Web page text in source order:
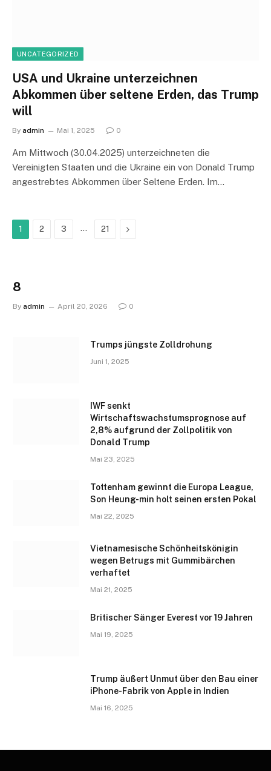
UNCATEGORIZED
USA und Ukraine unterzeichnen
Abkommen über seltene Erden, das Trump
will
By admin Mai 1, 2025 0
Am Mittwoch (30.04.2025) unterzeichneten die
Vereinigten Staaten und die Ukraine ein von Donald Trump
angestrebtes Abkommen über Seltene Erden. Im…
1 2 3 … 21 Next
8
By admin April 20, 2026 0
Trumps jüngste Zolldrohung
Juni 1, 2025
IWF senkt
Wirtschaftswachstumsprognose auf
2,8% aufgrund der Zollpolitik von
Donald Trump
Mai 23, 2025
Tottenham gewinnt die Europa League,
Son Heung-min holt seinen ersten Pokal
Mai 22, 2025
Vietnamesische Schönheitskönigin
wegen Betrugs mit Gummibärchen
verhaftet
Mai 21, 2025
Britischer Sänger Everest vor 19 Jahren
Mai 19, 2025
Trump äußert Unmut über den Bau einer
iPhone-Fabrik von Apple in Indien
Mai 16, 2025